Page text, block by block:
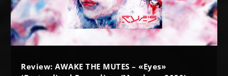
Review: AWAKE THE MUTES – «Eyes»